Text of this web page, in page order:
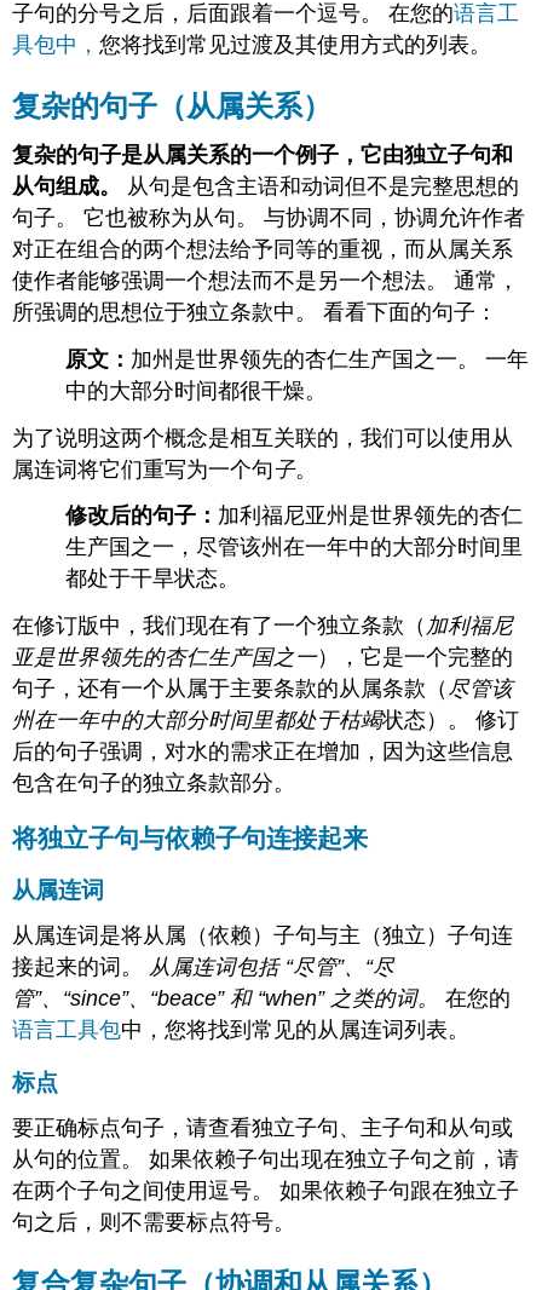
子句的分号之后，后面跟着一个逗号。 在您的语言工
具包中，您将找到常见过渡及其使用方式的列表。
复杂的句子（从属关系）
复杂的句子是从属关系的一个例子，它由独立子句和
从句组成。
从句是包含主语和动词但不是完整思想的
句子。 它也被称为从句。 与协调不同，协调允许作者
对正在组合的两个想法给予同等的重视，而从属关系
使作者能够强调一个想法而不是另一个想法。 通常，
所强调的思想位于独立条款中。 看看下面的句子：
原文： 加州是世界领先的杏仁生产国之一。 一年
中的大部分时间都很干燥。
为了说明这两个概念是相互关联的，我们可以使用从
属连词将它们重写为一个句子。
修改后的句子： 加利福尼亚州是世界领先的杏仁
生产国之一，尽管该州在一年中的大部分时间里
都处于干旱状态。
在修订版中，我们现在有了一个独立条款（ 加利福尼
亚是世界领先的杏仁生产国之一），它是一个完整的
句子，还有一个从属于主要条款的从属条款（ 尽管该
州在一年中的大部分时间里都处于枯竭状态）。 修订
后的句子强调，对水的需求正在增加，因为这些信息
包含在句子的独立条款部分。
将独立子句与依赖子句连接起来
从属连词
从属连词是将从属（依赖）子句与主（独立）子句连
接起来的词。 从属连词包括 “尽管”、“尽
管”、“since”、“beace” 和 “when” 之类的词。
在您的
语言工具包中，您将找到常见的从属连词列表。
标点
要正确标点句子，请查看独立子句、主子句和从句或
从句的位置。 如果依赖子句出现在独立子句之前，请
在两个子句之间使用逗号。 如果依赖子句跟在独立子
句之后，则不需要标点符号。
复合复杂句子（协调和从属关系）